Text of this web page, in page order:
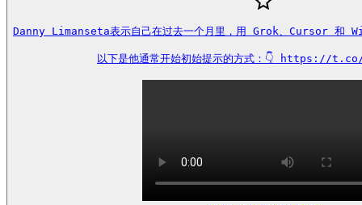
Danny Limanseta表示自己在过去一个月里，用 Grok、Cursor 和
以下是他通常开始初始提示的方式：👇 https://